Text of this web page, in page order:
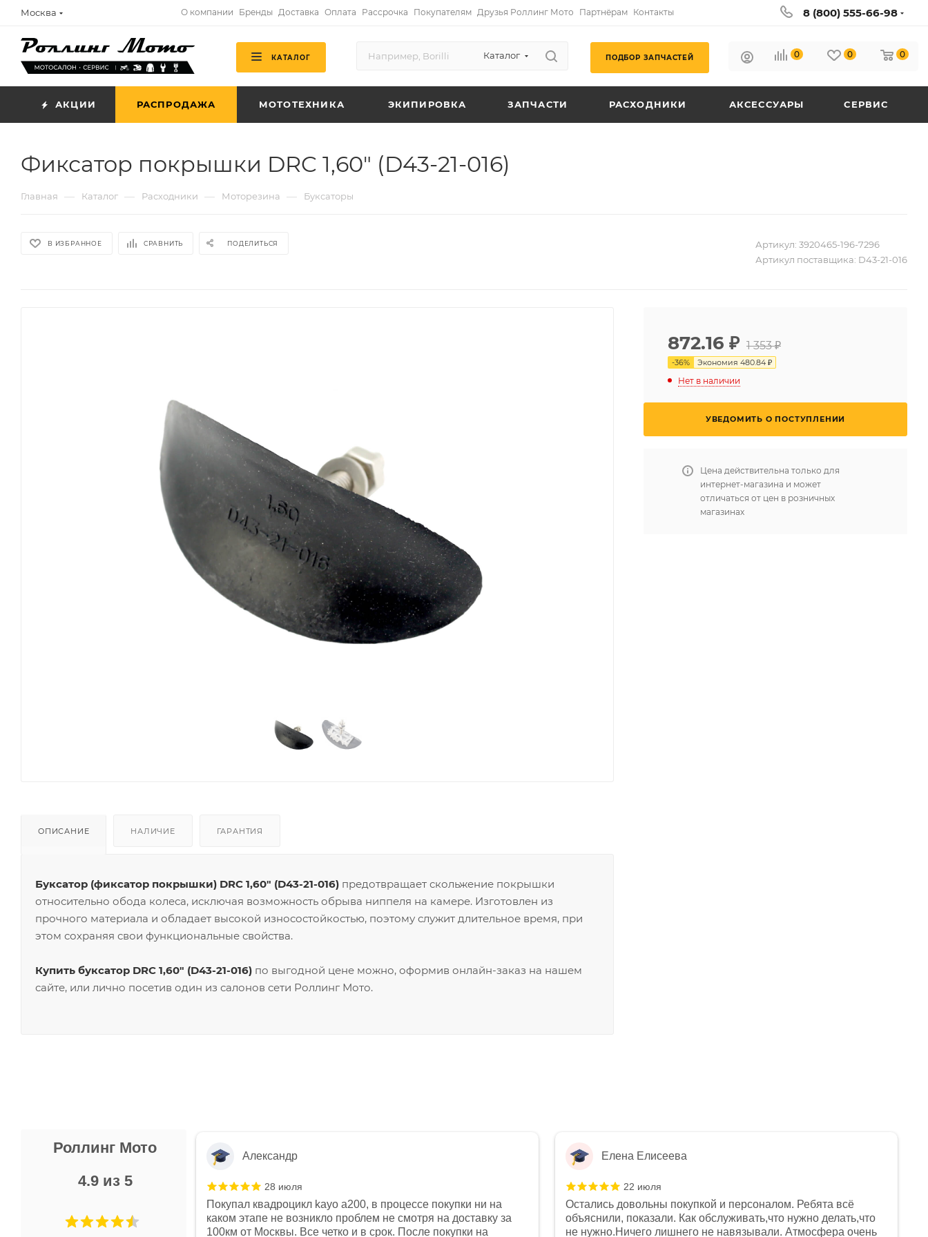
Москва О компании Бренды Доставка Оплата Рассрочка Покупателям Друзья Роллинг Мото Партнёрам Контакты 8 (800) 555-66-98
КАТАЛОГ Каталог ПОДБОР ЗАПЧАСТЕЙ 0 0 0
АКЦИИ РАСПРОДАЖА МОТОТЕХНИКА ЭКИПИРОВКА ЗАПЧАСТИ РАСХОДНИКИ АКСЕССУАРЫ СЕРВИС
Фиксатор покрышки DRC 1,60" (D43-21-016)
Главная — Каталог — Расходники — Моторезина — Буксаторы
В ИЗБРАННОЕ СРАВНИТЬ ПОДЕЛИТЬСЯ Артикул: 3920465-196-7296
Артикул поставщика: D43-21-016
ОПИСАНИЕ НАЛИЧИЕ ГАРАНТИЯ
Буксатор (фиксатор покрышки) DRC 1,60" (D43-21-016) предотвращает скольжение покрышки
относительно обода колеса, исключая возможность обрыва ниппеля на камере. Изготовлен из
прочного материала и обладает высокой износостойкостью, поэтому служит длительное время, при
этом сохраняя свои функциональные свойства.
Купить буксатор DRC 1,60" (D43-21-016) по выгодной цене можно, оформив онлайн-заказ на нашем
сайте, или лично посетив один из салонов сети Роллинг Мото.
872.16 ₽ 1 353 ₽
-36% Экономия 480.84 ₽
Нет в наличии
УВЕДОМИТЬ О ПОСТУПЛЕНИИ
Цена действительна только для
интернет-магазина и может
отличаться от цен в розничных
магазинах
Роллинг Мото
4.9 из 5
Не понравились условия
и дают только на год)
Александр
28 июля
Покупал квадроцикл kayo a200, в процессе покупки ни на
каком этапе не возникло проблем не смотря на доставку за
100км от Москвы. Все четко и в срок. После покупки на
Елена Елисеева
22 июля
Остались довольны покупкой и персоналом. Ребята всё
объяснили, показали. Как обслуживать,что нужно делать,что
не нужно.Ничего лишнего не навязывали. Атмосфера очень